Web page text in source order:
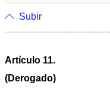
Subir
Artículo 11.
(Derogado)